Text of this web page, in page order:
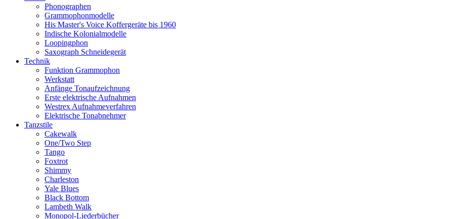
Phonographen
Grammophonmodelle
His Master's Voice Koffergeräte bis 1960
Indische Kolonialmodelle
Loopingphon
Saxograph Schneidegerät
Technik
Funktion Grammophon
Werkstatt
Anfänge Tonaufzeichnung
Erste elektrische Aufnahmen
Westrex Aufnahmeverfahren
Elektrische Tonabnehmer
Tanzstile
Cakewalk
One/Two Step
Tango
Foxtrot
Shimmy
Charleston
Yale Blues
Black Bottom
Lambeth Walk
Monopol-Liederbücher